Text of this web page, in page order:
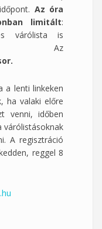
Az óra
limitált:
várólista is
áll. Az
a lenti linkeken
ha valaki előre
venni, időben
várólistásoknak
A regisztráció
reggel 8